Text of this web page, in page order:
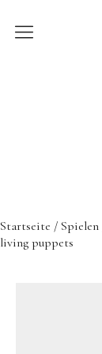
Startseite / Spielen
living puppets